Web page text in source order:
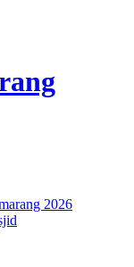
2026